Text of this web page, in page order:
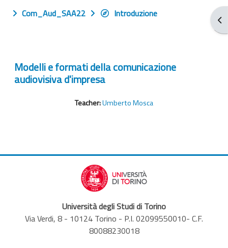
Com_Aud_SAA22
Introduzione
Modelli e formati della comunicazione
audiovisiva d'impresa
Teacher:Umberto Mosca
Università degli Studi di Torino
Via Verdi, 8 - 10124 Torino - P.I. 02099550010- C.F.
80088230018